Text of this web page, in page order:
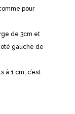
pour
de 3cm et
gauche de
à 1 cm, c’est